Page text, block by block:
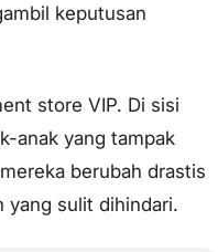
keputusan
store VIP. Di sisi
anak yang tampak
berubah drastis
yang sulit dihindari.